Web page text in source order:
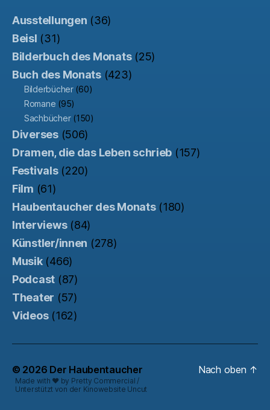
Ausstellungen (36)
Beisl (31)
Bilderbuch des Monats(25)
Buch des Monats(423)
Bilderbücher(60)
Romane (95)
Sachbücher(150)
Diverses(506)
Dramen, die das Leben schrieb (157)
Festivals(220)
Film (61)
Haubentaucher des Monats(180)
Interviews(84)
Künstler/innen (278)
Musik(466)
Podcast (87)
Theater (57)
Videos(162)
© 2026 Der Haubentaucher
Made with ♥ by Pretty Commercial /
Unterstützt von der Kinowebsite Uncut
Nach oben ↑